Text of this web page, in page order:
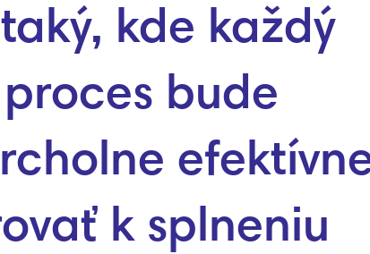
kde každý
bude
k splneniu